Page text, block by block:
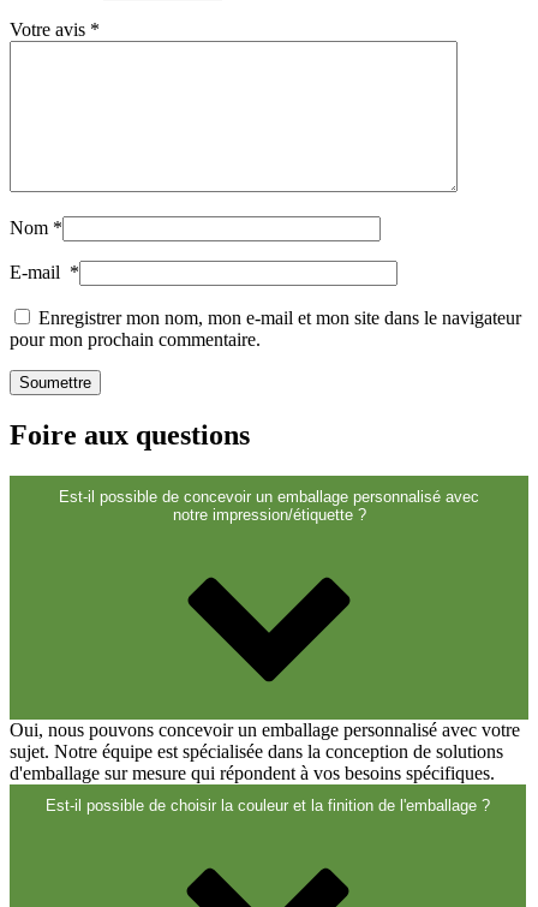
Pulvérisateur(18)
Fermetures(173)
Bouteilles de vin et de champagne
(83)
Votre avis *
Nom *
E-mail *
Enregistrer mon nom, mon e-mail et mon site dans le navigateur
pour mon prochain commentaire.
Foire aux questions
Est-il possible de concevoir un emballage personnalisé avec
notre impression/étiquette ?
Oui, nous pouvons concevoir un emballage personnalisé avec votre
sujet. Notre équipe est spécialisée dans la conception de solutions
d'emballage sur mesure qui répondent à vos besoins spécifiques.
Est-il possible de choisir la couleur et la finition de l'emballage ?